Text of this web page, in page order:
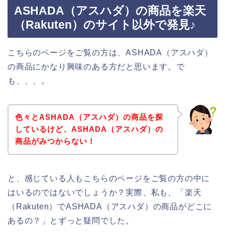
ASHADA（アスハダ）の商品を楽天
（Rakuten）のサイト以外で発見♪
こちらのページをご覧の方は、ASHADA（アスハダ）
の商品にかなり興味のある方だと思います。で
も、、、。
色々とASHADA（アスハダ）の商品を探
しているけど、ASHADA（アスハダ）の
商品がみつからない！
と、感じている人もこちらのページをご覧の方の中に
はいるのではないでしょうか？実際、私も、「楽天
（Rakuten）でASHADA（アスハダ）の商品がどこに
あるの？」とずっと疑問でした。